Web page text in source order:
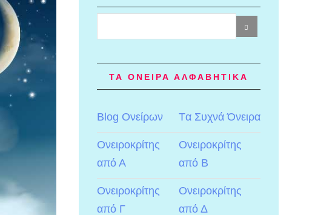
ΤΑ ΟΝΕΙΡΑ ΑΛΦΑΒΗΤΙΚΑ
Blog Ονείρων Tα Συχνά Όνειρα
Ονειροκρίτης
από Α
Ονειροκρίτης
από Β
Ονειροκρίτης
από Γ
Ονειροκρίτης
από Δ